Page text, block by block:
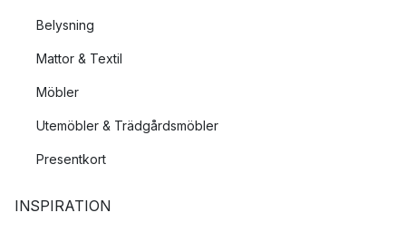
Belysning
Mattor & Textil
Möbler
Utemöbler & Trädgårdsmöbler
Presentkort
INSPIRATION